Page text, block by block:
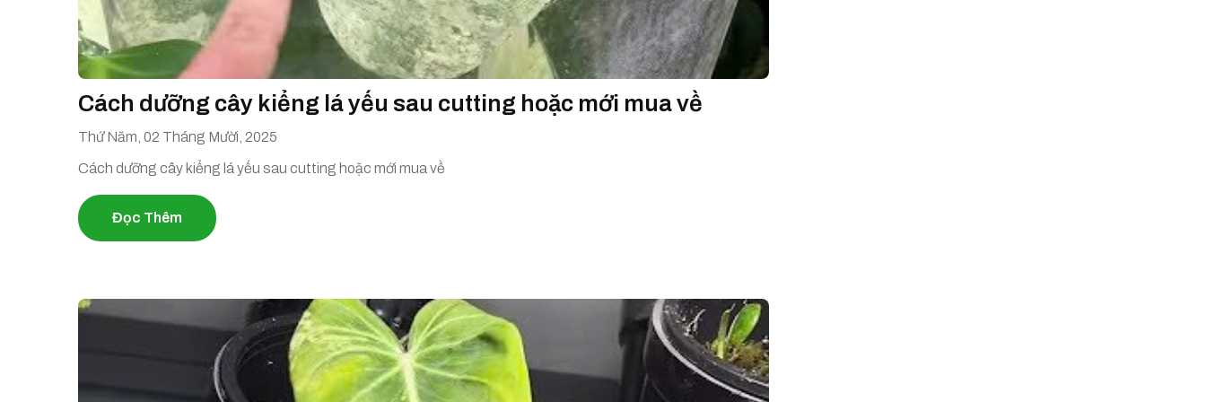
Cách dưỡng cây kiểng lá yếu sau cutting hoặc mới mua về
Thứ Năm, 02 Tháng Mười, 2025
Cách dưỡng cây kiểng lá yếu sau cutting hoặc mới mua về
Đọc Thêm